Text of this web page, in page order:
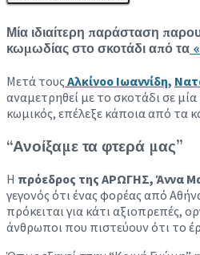
Μία ιδιαίτερη παράσταση
κωμωδίας στο σκοτάδι από τα
Μετά τους Αλκίνοο Ιωαννίδη,
αναμετρηθεί με το σκοτάδι σε
κωμικός, επέλεξε κάποια από τα
“Ανοίξαμε τα φτερά μας”
Η πρόεδρος της ΑΡΩΓΗΣ, Άννα
γεγονός ότι ένας φορέας από
πρόκειται για κάτι αξιοπρεπές,
άνθρωποι που πιστεύουν ότι το